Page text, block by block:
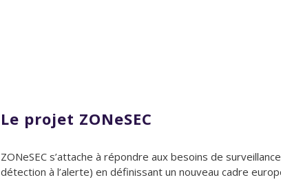
Le projet ZONeSEC
ZONeSEC s’attache à répondre aux besoins de
détection à l’alerte) en définissant un nouveau cadre